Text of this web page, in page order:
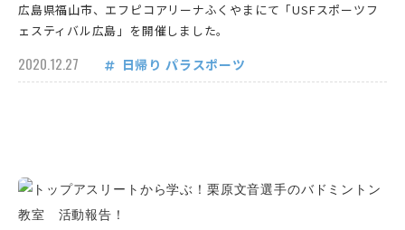
広島県福山市、エフピコアリーナふくやまにて「USFスポーツフ
ェスティバル広島」を開催しました。
2020.12.27 日帰り パラスポーツ